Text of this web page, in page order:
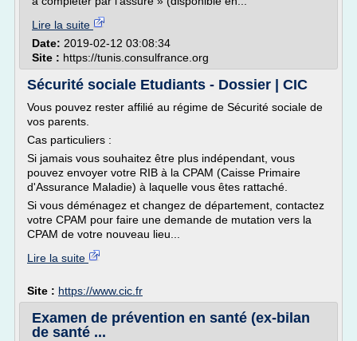
Lire la suite
Date: 2019-02-12 03:08:34
Site : https://tunis.consulfrance.org
Sécurité sociale Etudiants - Dossier | CIC
Vous pouvez rester affilié au régime de Sécurité sociale de
vos parents.
Cas particuliers :
Si jamais vous souhaitez être plus indépendant, vous
pouvez envoyer votre RIB à la CPAM (Caisse Primaire
d'Assurance Maladie) à laquelle vous êtes rattaché.
Si vous déménagez et changez de département, contactez
votre CPAM pour faire une demande de mutation vers la
CPAM de votre nouveau lieu...
Lire la suite
Site : https://www.cic.fr
Examen de prévention en santé (ex-bilan
de santé ...